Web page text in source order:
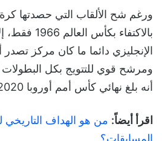
ورغم شح الألقاب التي حصدتها كرة
بالاكتفاء بكأس
الإنجليزي دائما ما كان مركز
ومرشح قوي للتتويج بكل البطولات
أنه بلغ نهائي كأس أمم أوروبا 2020 و2024.
اقرأ أيضاً: من هو الهداف
المسابقات؟